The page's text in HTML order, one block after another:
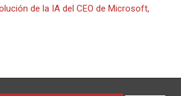
de la IA del CEO de Microsoft,